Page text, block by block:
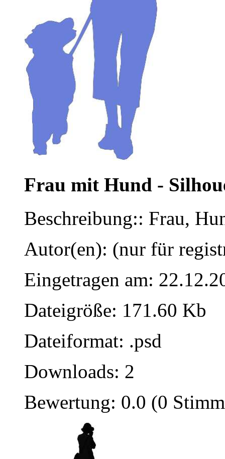
Frau mit Hund -
Beschreibung:: Frau,
Autor(en): (nur für
Eingetragen am:
Dateigröße: 171.60 Kb
Dateiformat: .psd
Downloads: 2
Bewertung: 0.0 (0